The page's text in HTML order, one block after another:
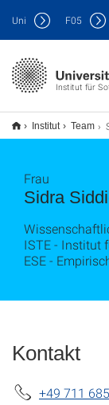
Institut für
Uni F05
Institut Team
Sidra
Frau
ISTE - Institut
ESE -
Kontakt
+49 711